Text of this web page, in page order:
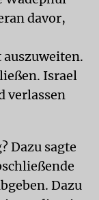
davor,
Israel
verlassen
Dazu sagte
Dazu